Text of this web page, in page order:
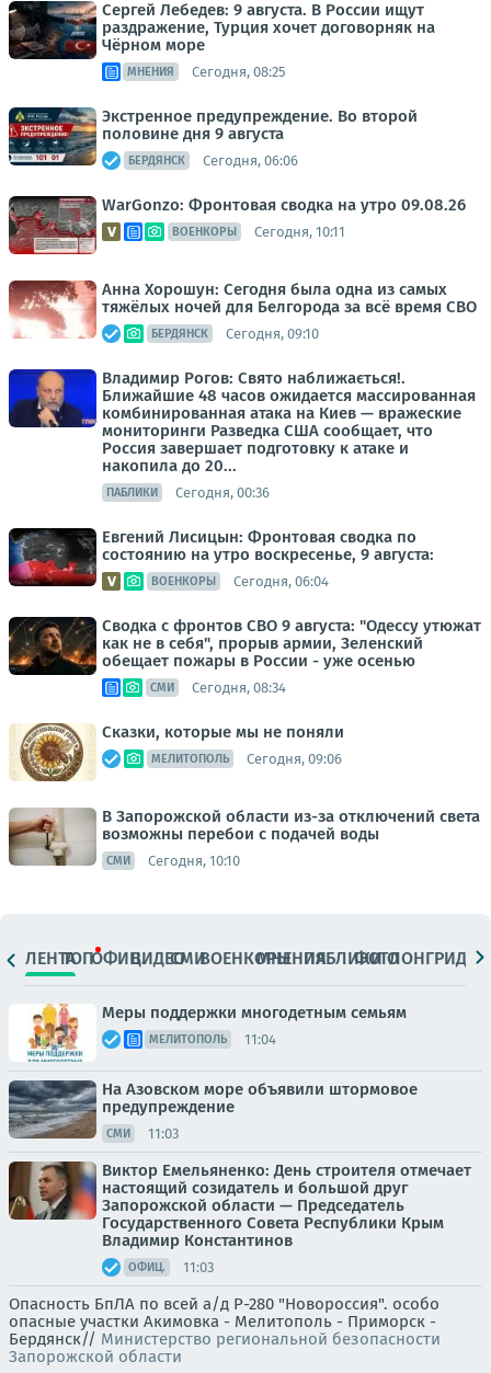
Сергей Лебедев: 9 августа. В России ищут
раздражение, Турция хочет договорняк на
Чёрном море
МНЕНИЯ Сегодня, 08:25
Экстренное предупреждение. Во второй
половине дня 9 августа
БЕРДЯНСК Сегодня, 06:06
WarGonzo: Фронтовая сводка на утро 09.08.26
ВОЕНКОРЫ Сегодня, 10:11
Анна Хорошун: Сегодня была одна из самых
тяжёлых ночей для Белгорода за всё время СВО
БЕРДЯНСК Сегодня, 09:10
Владимир Рогов: Свято наближається!.
Ближайшие 48 часов ожидается массированная
комбинированная атака на Киев — вражеские
мониторинги Разведка США сообщает, что
Россия завершает подготовку к атаке и
накопила до 20...
ПАБЛИКИ Сегодня, 00:36
Евгений Лисицын: Фронтовая сводка по
состоянию на утро воскресенье, 9 августа:
ВОЕНКОРЫ Сегодня, 06:04
Сводка с фронтов СВО 9 августа: "Одессу утюжат
как не в себя", прорыв армии, Зеленский
обещает пожары в России - уже осенью
СМИ Сегодня, 08:34
Сказки, которые мы не поняли
МЕЛИТОПОЛЬ Сегодня, 09:06
В Запорожской области из-за отключений света
возможны перебои с подачей воды
СМИ Сегодня, 10:10
ЛЕНТАТОПОФИЦ.ВИДЕОСМИВОЕНКОРЫМНЕНИЯПАБЛИКИ
ФОТОЛОНГРИДЫ
Меры поддержки многодетным семьям
МЕЛИТОПОЛЬ 11:04
На Азовском море объявили штормовое
предупреждение
СМИ 11:03
Виктор Емельяненко: День строителя отмечает
настоящий созидатель и большой друг
Запорожской области — Председатель
Государственного Совета Республики Крым
Владимир Константинов
ОФИЦ. 11:03
Опасность БпЛА по всей а/д Р-280 "Новороссия". особо
опасные участки Акимовка - Мелитополь - Приморск -
Бердянск// Министерство региональной безопасности
Запорожской области